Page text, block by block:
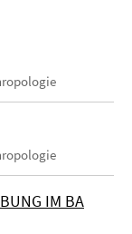
IM BA